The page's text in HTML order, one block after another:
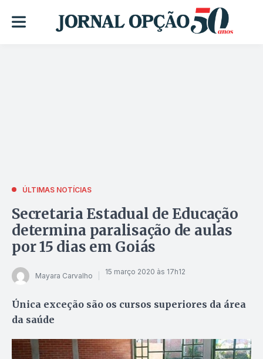
ÚLTIMAS NOTÍCIAS
Secretaria Estadual de Educação
determina paralisação de aulas
por 15 dias em Goiás
Mayara Carvalho 15 março 2020 às 17h12
Única exceção são os cursos superiores da área
da saúde